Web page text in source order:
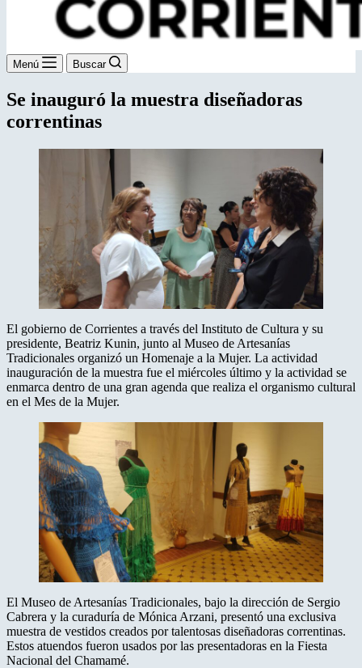
Menú Buscar
Se inauguró la muestra diseñadoras
correntinas
El gobierno de Corrientes a través del Instituto de Cultura y su
presidente, Beatriz Kunin, junto al Museo de Artesanías
Tradicionales organizó un Homenaje a la Mujer. La actividad
inauguración de la muestra fue el miércoles último y la actividad se
enmarca dentro de una gran agenda que realiza el organismo cultural
en el Mes de la Mujer.
El Museo de Artesanías Tradicionales, bajo la dirección de Sergio
Cabrera y la curaduría de Mónica Arzani, presentó una exclusiva
muestra de vestidos creados por talentosas diseñadoras correntinas.
Estos atuendos fueron usados por las presentadoras en la Fiesta
Nacional del Chamamé.